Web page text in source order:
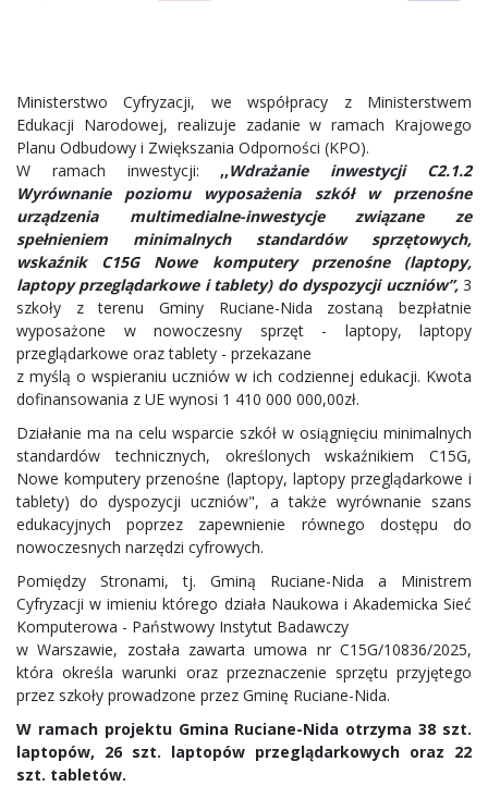
Ministerstwo Cyfryzacji, we współpracy z Ministerstwem
Edukacji Narodowej, realizuje zadanie w ramach Krajowego
Planu Odbudowy i Zwiększania Odporności (KPO).
W ramach inwestycji:,,Wdrażanie inwestycji C2.1.2
Wyrównanie poziomu wyposażenia szkół w przenośne
urządzenia multimedialne-inwestycje związane ze
spełnieniem minimalnych standardów sprzętowych,
wskaźnik C15G Nowe komputery przenośne (laptopy,
laptopy przeglądarkowe i tablety) do dyspozycji uczniów”,3
szkoły z terenu Gminy Ruciane-Nida zostaną bezpłatnie
wyposażone w nowoczesny sprzęt - laptopy, laptopy
przeglądarkowe oraz tablety - przekazane
z myślą o wspieraniu uczniów w ich codziennej edukacji. Kwota
dofinansowania z UE wynosi 1 410 000 000,00zł.
Działanie ma na celu wsparcie szkół w osiągnięciu minimalnych
standardów technicznych, określonych wskaźnikiem C15G,
Nowe komputery przenośne (laptopy, laptopy przeglądarkowe i
tablety) do dyspozycji uczniów", a także wyrównanie szans
edukacyjnych poprzez zapewnienie równego dostępu do
nowoczesnych narzędzi cyfrowych.
Pomiędzy Stronami, tj. Gminą Ruciane-Nida a Ministrem
Cyfryzacji w imieniu którego działa Naukowa i Akademicka Sieć
Komputerowa - Państwowy Instytut Badawczy
w Warszawie, została zawarta umowa nr C15G/10836/2025,
która określa warunki oraz przeznaczenie sprzętu przyjętego
przez szkoły prowadzone przez Gminę Ruciane-Nida.
W ramach projektu Gmina Ruciane-Nida otrzyma 38 szt.
laptopów, 26 szt. laptopów przeglądarkowych oraz 22
szt. tabletów.